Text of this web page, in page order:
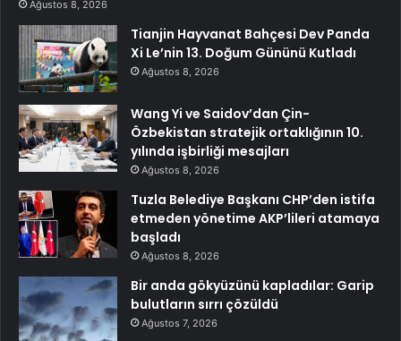
Ağustos 8, 2026
Tianjin Hayvanat Bahçesi Dev Panda
Xi Le’nin 13. Doğum Gününü Kutladı
Ağustos 8, 2026
Wang Yi ve Saidov’dan Çin-
Özbekistan stratejik ortaklığının 10.
yılında işbirliği mesajları
Ağustos 8, 2026
Tuzla Belediye Başkanı CHP’den istifa
etmeden yönetime AKP’lileri atamaya
başladı
Ağustos 8, 2026
Bir anda gökyüzünü kapladılar: Garip
bulutların sırrı çözüldü
Ağustos 7, 2026